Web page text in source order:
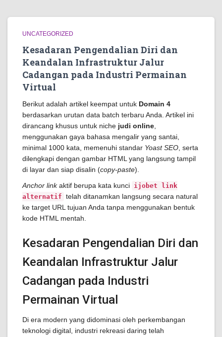
UNCATEGORIZED
Kesadaran Pengendalian Diri dan
Keandalan Infrastruktur Jalur
Cadangan pada Industri Permainan
Virtual
Berikut adalah artikel keempat untuk Domain 4
berdasarkan urutan data batch terbaru Anda. Artikel ini
dirancang khusus untuk niche judi online
menggunakan gaya bahasa mengalir yang santai,
minimal 1000 kata, memenuhi standar Yoast SEO , serta
dilengkapi dengan gambar HTML yang langsung tampil
di layar dan siap disalin (copy-paste).
Anchor linkaktif berupa kata kunci ijobet link
alternatif telah ditanamkan langsung secara natural
ke target URL tujuan Anda tanpa menggunakan bentuk
kode HTML mentah.
Kesadaran Pengendalian Diri dan
Keandalan Infrastruktur Jalur
Cadangan pada Industri
Permainan Virtual
Di era modern yang didominasi oleh perkembangan
teknologi digital, industri rekreasi daring telah